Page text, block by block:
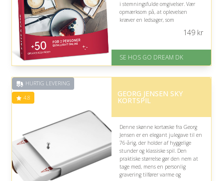
i stemningsfulde omgivelser. Vær
opmærksom på, at oplevelsen
kræver en ledsager, som
På lager
Levering: E-gavekort kan leveres
149kr
SE HOS GO DREAM DK
HURTIG LEVERING
4.8 GEORG JENSEN SKY
KORTSPIL
Denne skønne kortæske fra Georg
Jensen er en elegant julegave til en
76-årig, der holder af hyggelige
stunder og klassiske spil. Den
praktiske størrelse gør den nem at
tage med, mens en personlig
gravering tilfører varme og